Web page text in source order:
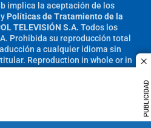
PUBLICIDAD
implica la aceptación de los
Políticas de Tratamiento de la
TELEVISIÓN S.A. Todos los
Prohibida su reproducción total
a cualquier idioma sin
Reproduction in whole or in